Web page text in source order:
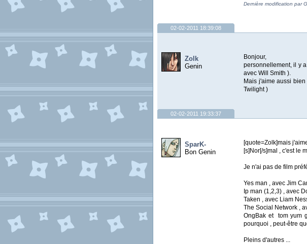
Dernière modification par
02-02-2011 18:39:08
Zolk
Genin
Bonjour,
personnellement, il y
avec Will Smith ).
Mais j'aime aussi
Twilight )
02-02-2011 19:33:37
SparK-
Bon Genin
[quote=Zolk]mais
[s]Nor[/s]mal , c'est le
Je n'ai pas de film
Yes man , avec Jim
Ip man (1,2,3) , avec
Taken , avec Liam
The Social Network ,
OngBak et tom yum
pourquoi , peut-être
Pleins d'autres ...